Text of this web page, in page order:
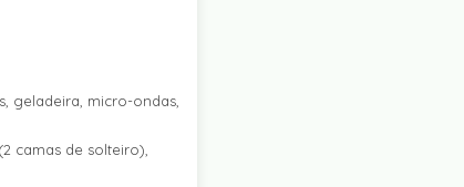
geladeira, micro-ondas,
camas de solteiro),